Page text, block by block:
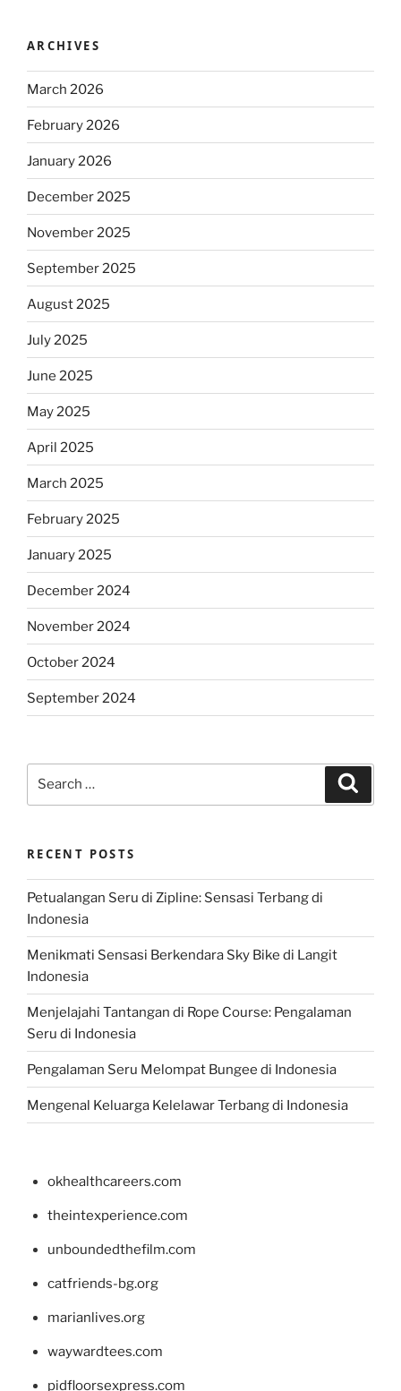
ARCHIVES
March 2026
February 2026
January 2026
December 2025
November 2025
September 2025
August 2025
July 2025
June 2025
May 2025
April 2025
March 2025
February 2025
January 2025
December 2024
November 2024
October 2024
September 2024
RECENT POSTS
Petualangan Seru di Zipline: Sensasi Terbang di
Indonesia
Menikmati Sensasi Berkendara Sky Bike di Langit
Indonesia
Menjelajahi Tantangan di Rope Course: Pengalaman
Seru di Indonesia
Pengalaman Seru Melompat Bungee di Indonesia
Mengenal Keluarga Kelelawar Terbang di Indonesia
okhealthcareers.com
theintexperience.com
unboundedthefilm.com
catfriends-bg.org
marianlives.org
waywardtees.com
pidfloorsexpress.com